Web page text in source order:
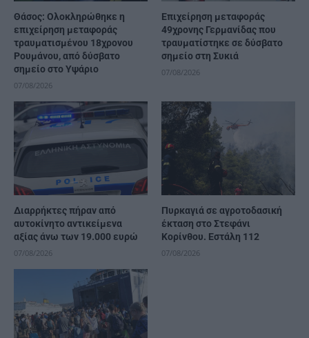
Θάσος: Ολοκληρώθηκε η
επιχείρηση μεταφοράς
τραυματισμένου 18χρονου
Ρουμάνου, από δύσβατο
σημείο στο Υψάριο
07/08/2026
Επιχείρηση μεταφοράς
49χρονης Γερμανίδας που
τραυματίστηκε σε δύσβατο
σημείο στη Συκιά
07/08/2026
Διαρρήκτες πήραν από
αυτοκίνητο αντικείμενα
αξίας άνω των 19.000 ευρώ
07/08/2026
Πυρκαγιά σε αγροτοδασική
έκταση στο Στεφάνι
Κορίνθου. Εστάλη 112
07/08/2026